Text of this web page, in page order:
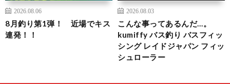
2026.08.06
8月釣り第1弾！ 近場でキス
連発！！
2026.08.03
こんな事ってあるんだ…。
kumiffy バス釣り バスフィッ
シング レイドジャパン フィッ
シュローラー